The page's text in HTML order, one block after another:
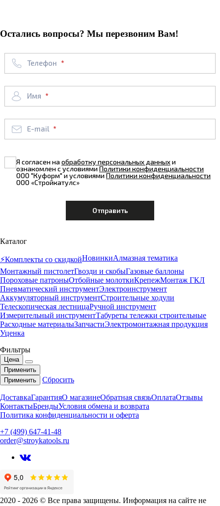
Остались вопросы? Мы перезвоним Вам!
Телефон
Имя
E-mail
Я согласен наобработку персональных данныхи
ознакомлен с условиямиПолитики конфиденциальности
ООО "Куформ" и условиямиПолитики конфиденциальности
ООО «Стройкатулс»
Каталог
⚡️Комплекты со скидкойНовинкиАлмазная тематика
Монтажный пистолетГвозди и скобыГазовые баллоны
Пороховые патроныОтбойные молоткиКрепежМонтаж ГКЛ
Пневматический инструментЭлектроинструмент
Аккумуляторный инструментСтроительные ходули
Телескопическая лестницаРучной инструмент
Измерительный инструментТабуреты тележки строительные
Расходные материалыЗапчастиЭлектромонтажная продукция
Уценка
Фильтры
Цена
Применить
Применить
Сбросить
ДоставкаГарантияО магазинеОбратная связьОплатаОтзывы
КонтактыБрендыУсловия обмена и возврата
Политика конфиденциальности и оферта
+7 (499) 647-41-48
order@stroykatools.ru
2020 - 2026 © Все права защищены. Информация на сайте не